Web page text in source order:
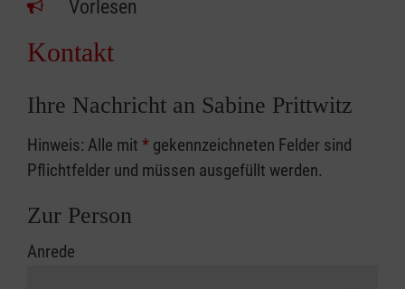
Vorlesen
Kontakt
Ihre Nachricht an Sabine Prittwitz
Hinweis: Alle mit * gekennzeichneten Felder sind
Pflichtfelder und müssen ausgefüllt werden.
Zur Person
Anrede